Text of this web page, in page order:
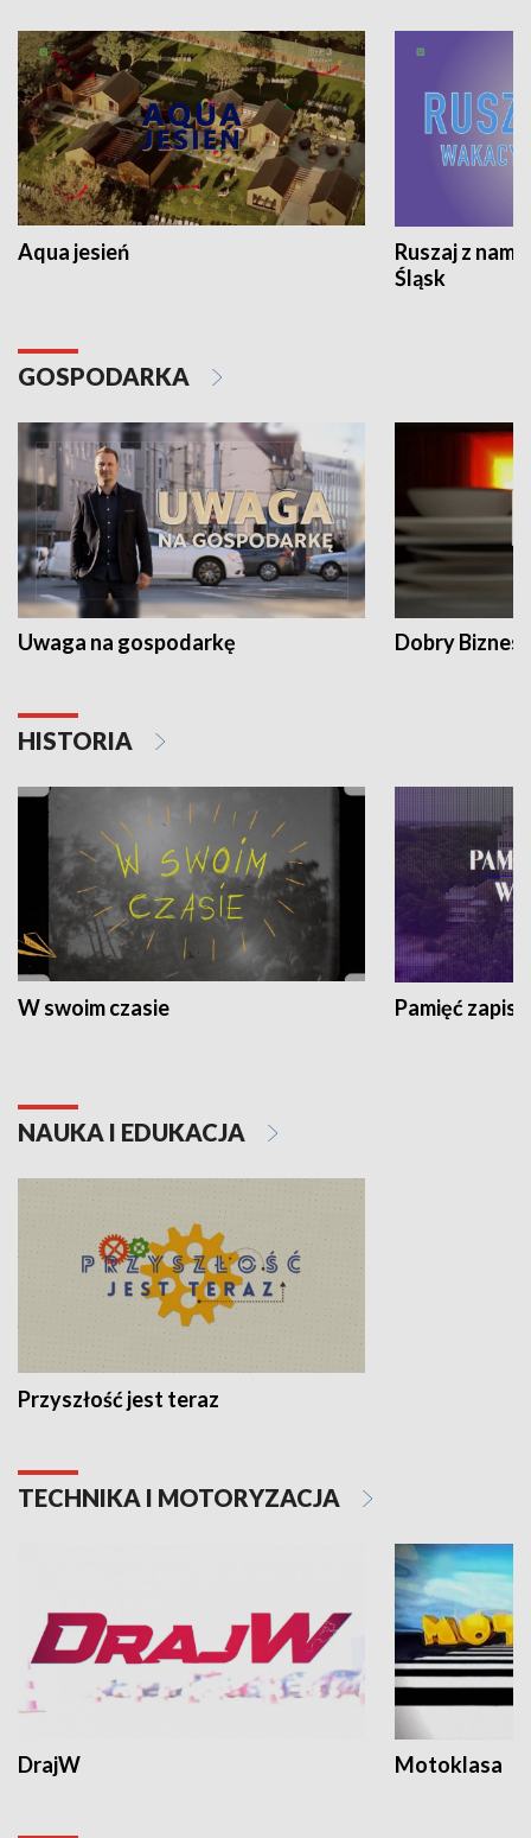
Aqua jesień
Ruszaj z
Śląsk
GOSPODARKA
Uwaga na gospodarkę Dobry Biznes
HISTORIA
W swoim czasie Pamięć
NAUKA I EDUKACJA
Przyszłość jest teraz
TECHNIKA I MOTORYZACJA
DrajW Motoklasa